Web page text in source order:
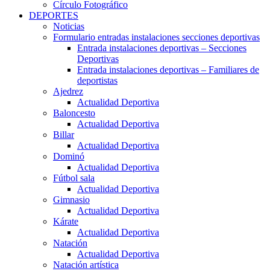
Círculo Fotográfico
DEPORTES
Noticias
Formulario entradas instalaciones secciones deportivas
Entrada instalaciones deportivas – Secciones
Deportivas
Entrada instalaciones deportivas – Familiares de
deportistas
Ajedrez
Actualidad Deportiva
Baloncesto
Actualidad Deportiva
Billar
Actualidad Deportiva
Dominó
Actualidad Deportiva
Fútbol sala
Actualidad Deportiva
Gimnasio
Actualidad Deportiva
Kárate
Actualidad Deportiva
Natación
Actualidad Deportiva
Natación artística